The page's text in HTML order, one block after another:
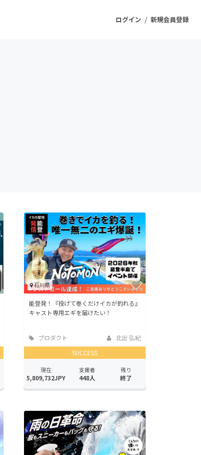
ログイン / 新規会員登録
石川県
能登発！『投げて巻くだけイカが釣れる』
キャスト専用エギを届けたい！
プロダクト
北出 弘紀
SUCCESS
現在
5,809,732JPY
支援者
448人
残り
終了